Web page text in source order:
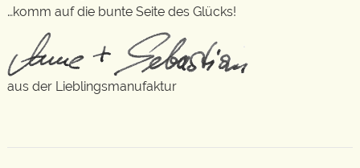
…komm auf die bunte Seite des Glücks!
aus der Lieblingsmanufaktur